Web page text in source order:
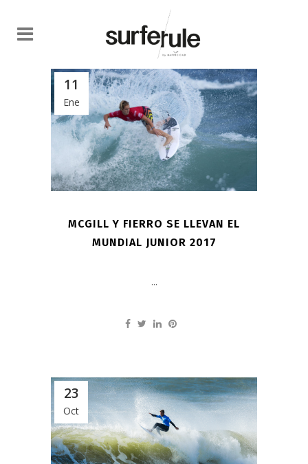
11
Ene
MCGILL Y FIERRO SE LLEVAN EL
MUNDIAL JUNIOR 2017
...
23
Oct